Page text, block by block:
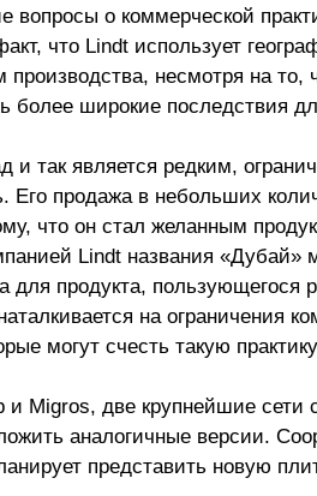
вопросы о коммерческой
что Lindt использует
производства, несмотря на то,
более широкие последствия
и так является редким,
Его продажа в небольших
что он стал желанным
Lindt названия «Дубай»
для продукта, пользующегося
на ограничения
могут счесть такую
Migros, две крупнейшие сети
аналогичные версии.
представить новую